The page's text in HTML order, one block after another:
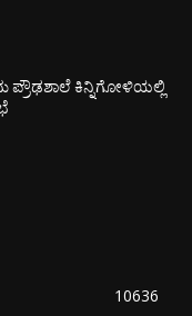
ಪ್ರೌಢಶಾಲೆ ಕಿನ್ನಿಗೋಳಿಯಲ್ಲಿ
10636